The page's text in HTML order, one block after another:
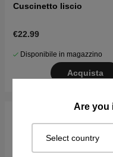
Are you
Select country
Cuscinetto liscio
€22.99
Disponibile in magazzino
Acquista